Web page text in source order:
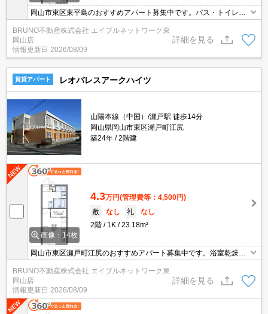
岡山市東区東平島のおすすめアパート募集中です。バス・トイレ
別、浴室乾燥機付き、温水洗浄便座付き。お気軽にお問い合わせく
ださい。
BRUNO不動産株式会社 エイブルネットワーク東
岡山店
情報更新日 2026/08/09
詳細を見る
賃貸アパート レオパレスアークハイツ
山陽本線（中国）/瀬戸駅 徒歩14分
岡山県岡山市東区瀬戸町江尻
築24年
2階建
画像：14枚
4.3万円(管理費等：4,500円)
敷
なし 礼
なし
2階
1K 23.18m²
岡山市東区瀬戸町江尻のおすすめアパート募集中です。浴室乾燥機
付き。お気軽にお問い合わせください。
BRUNO不動産株式会社 エイブルネットワーク東
岡山店
情報更新日 2026/08/09
詳細を見る